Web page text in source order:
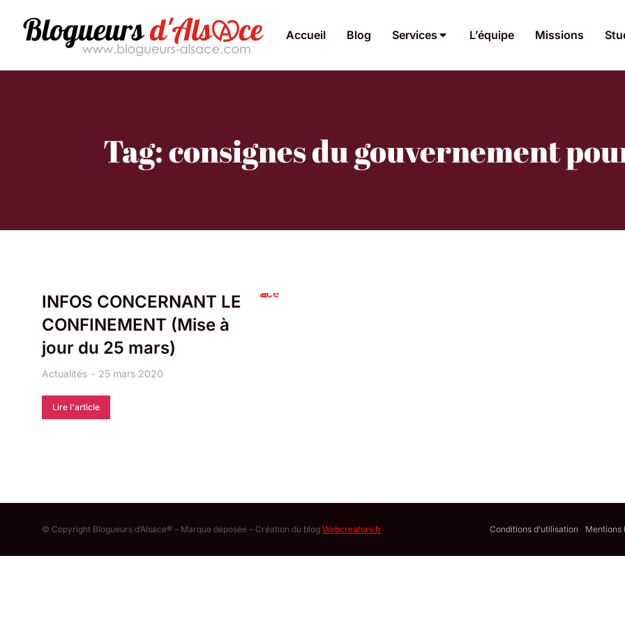
Accueil Blog Services L’équipe Missions
Tag: consignes du gouvernement
INFOS CONCERNANT LE
CONFINEMENT (Mise à
jour du 25 mars)
Actualités 25 mars 2020
Lire l'article
© Copyright Blogueurs d’Alsace® – Marque déposée – Création du blog Webcreators.fr Conditions d’utilisation Mentions